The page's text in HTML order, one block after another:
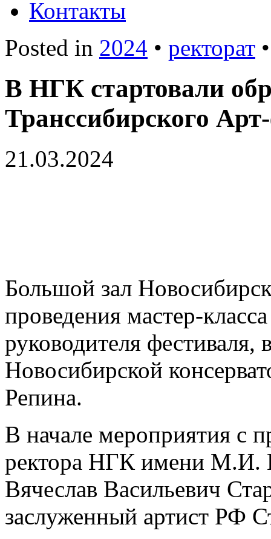
Контакты
Posted in 2024 • ректорат
В НГК стартовали
Транссибирского
21.03.2024
Большой зал
проведения мастер-
руководителя
Новосибирской
Репина.
В начале мероприятия с
ректора НГК имени М.И.
Вячеслав Васильевич
заслуженный артист РФ